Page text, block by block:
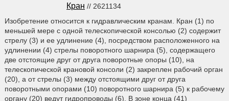
Кран // 2621134
Изобретение относится к гидравлическим кранам. Кран (1) по
меньшей мере с одной телескопической консолью (2) содержит
стрелу (3) и ее удлинение (4), посредством расположенного на
удлинении (4) стрелы поворотного шарнира (5), содержащего
две отстоящие друг от друга поворотные опоры (10), на
телескопической крановой консоли (2) закреплен рабочий орган
(20), а от стрелы (3) между отстоящими друг от друга
поворотными опорами (10) поворотного шарнира (5) к рабочему
органу (20) ведут гидропроводы (6). В зоне конца (41)